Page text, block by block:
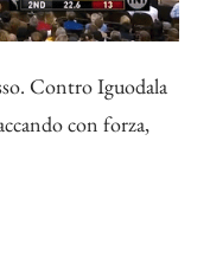
Contro Iguodala
con forza,